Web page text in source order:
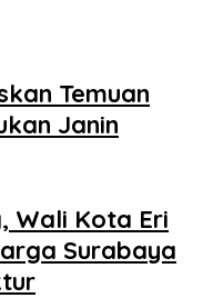
Temuan
Janin
Wali Kota Eri
Surabaya